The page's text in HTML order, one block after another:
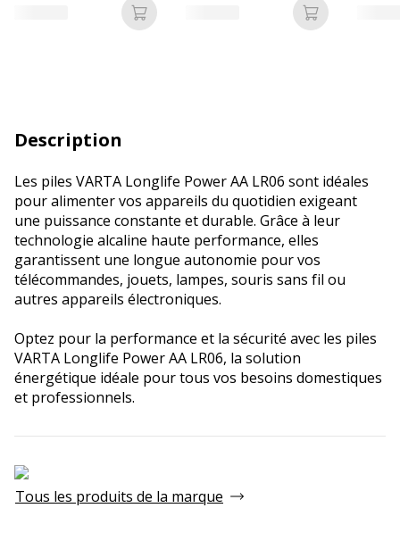
Ajouter au panier Ajouter au
Description
Les piles VARTA Longlife Power AA LR06 sont idéales
pour alimenter vos appareils du quotidien exigeant
une puissance constante et durable. Grâce à leur
technologie alcaline haute performance, elles
garantissent une longue autonomie pour vos
télécommandes, jouets, lampes, souris sans fil ou
autres appareils électroniques.
Optez pour la performance et la sécurité avec les piles
VARTA Longlife Power AA LR06, la solution
énergétique idéale pour tous vos besoins domestiques
et professionnels.
Tous les produits de la marque